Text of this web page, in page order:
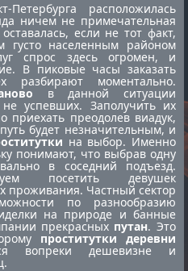
расположилась
ничем не примечательная
если не тот факт,
населенным районом
спрос здесь огромен, и
В пиковые часы заказать
разбирают моментально.
в данной ситуации
успевших. Заполучить их
приехать преодолев виадук,
будет незначительным, и
на выбор. Именно
понимают, что выбрав одну
в соседний подъезд.
посетить девушек
проживания. Частный сектор
по разнообразию
на природе и банные
прекрасных путан. Это
проститутки деревни
вопреки дешевизне и